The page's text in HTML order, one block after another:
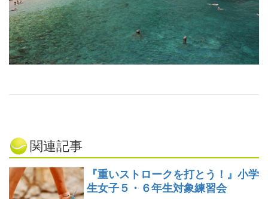
関連記事
『重いストロークを打とう！』小学
生女子５・６年生対象練習会